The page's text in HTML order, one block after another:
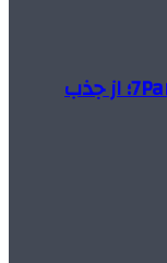
خدمات شبکه‌های اجتماعی 7Panel؛ از جذب